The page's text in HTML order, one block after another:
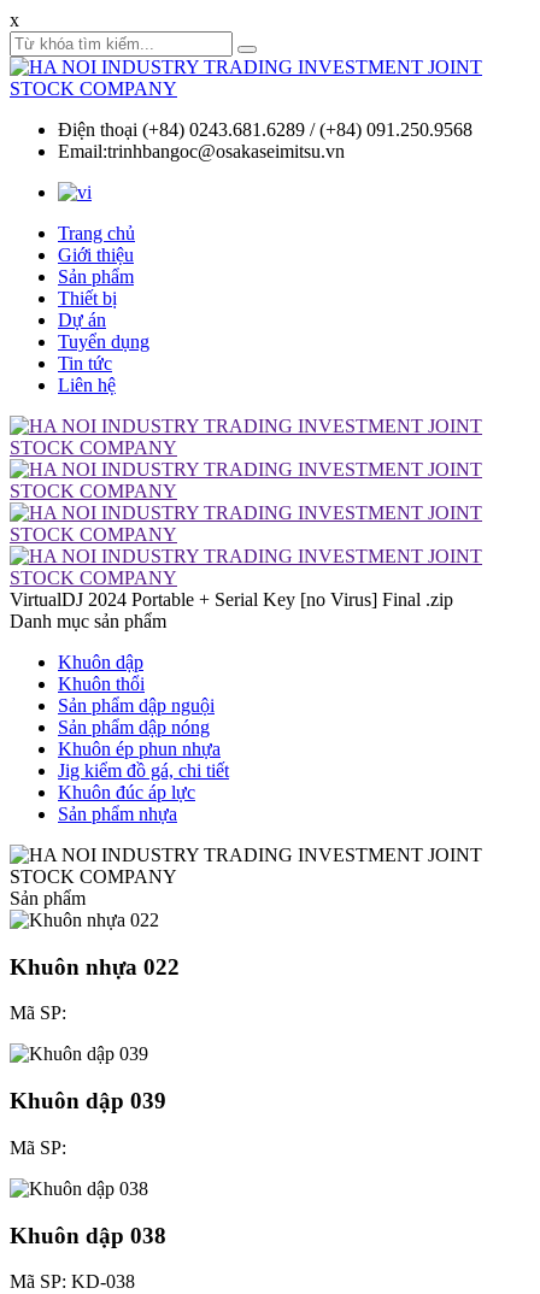
x
Điện thoại (+84) 0243.681.6289 / (+84) 091.250.9568
Email:trinhbangoc@osakaseimitsu.vn
Trang chủ
Giới thiệu
Sản phẩm
Thiết bị
Dự án
Tuyển dụng
Tin tức
Liên hệ
VirtualDJ 2024 Portable + Serial Key [no Virus] Final .zip
Danh mục sản phẩm
Khuôn dập
Khuôn thổi
Sản phẩm dập nguội
Sản phẩm dập nóng
Khuôn ép phun nhựa
Jig kiểm đồ gá, chi tiết
Khuôn đúc áp lực
Sản phẩm nhựa
Sản phẩm
Khuôn nhựa 022
Mã SP:
Khuôn dập 039
Mã SP:
Khuôn dập 038
Mã SP: KD-038